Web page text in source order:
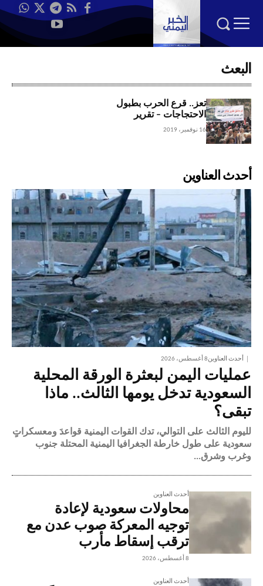
البعث
تعز.. قرع الحرب بطبول
الاحتجاجات – تقرير
16 نوفمبر، 2019
أحدث العناوين
أحدث العناوين8 أغسطس، 2026
عمليات اليمن لبعثرة الورقة المحلية
السعودية تدخل يومها الثالث.. ماذا
تبقى؟
لليوم الثالث على التوالي، تدك القوات اليمنية قواعدَ ومعسكراتٍ
سعودية على طول خارطة الجغرافيا اليمنية المحتلة جنوب
وغرب وشرق...
أحدث العناوين
محاولات سعودية لإعادة
توجيه المعركة صوب عدن مع
ترقب إسقاط مأرب
8 أغسطس، 2026
أحدث العناوين